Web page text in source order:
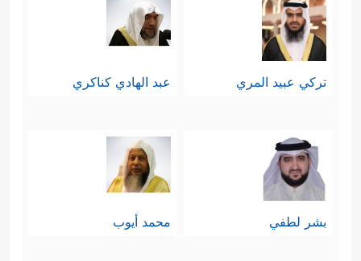
تركي عبيد المري عبد الهادي كناكري
بشر لطفي محمد أيوب